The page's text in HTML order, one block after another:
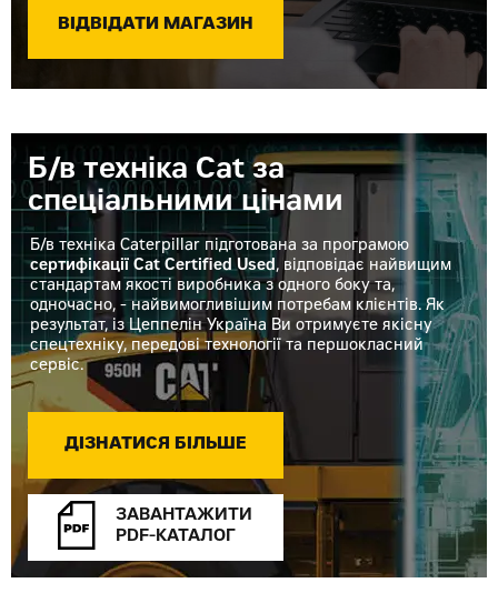
ВІДВІДАТИ МАГАЗИН
Б/в техніка Cat за
спеціальними цінами
Б/в техніка Caterpillar підготована за програмою
сертифікації Cat Certified Used, відповідає найвищим
стандартам якості виробника з одного боку та,
одночасно, - найвимогливішим потребам клієнтів. Як
результат, із Цеппелін Україна Ви отримуєте якісну
спецтехніку, передові технології та першокласний
сервіс.
ДІЗНАТИСЯ БІЛЬШЕ
ЗАВАНТАЖИТИ
PDF-КАТАЛОГ